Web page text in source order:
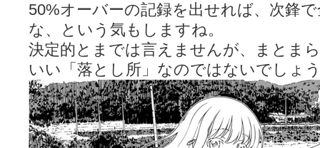
50%オーバーの記録を出せれば、次鋒
な、という気もしますね。
決定的とまでは言えませんが、まとま
いい「落とし所」なのではないでしょ